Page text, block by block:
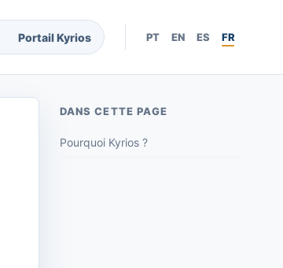
Portail Kyrios PT EN ES FR
DANS CETTE PAGE
Pourquoi Kyrios ?